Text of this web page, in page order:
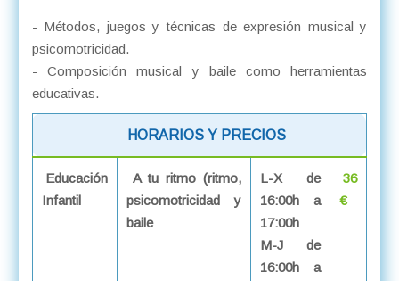
- Métodos, juegos y técnicas de expresión musical y
psicomotricidad.
- Composición musical y baile como herramientas
educativas.
HORARIOS Y PRECIOS
Educación
Infantil
A tu ritmo (ritmo,
psicomotricidad y
baile
L-X de
16:00h a
17:00h
M-J de
16:00h a
36
€